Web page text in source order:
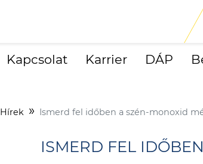
Kapcsolat Karrier DÁP
Hírek Ismerd fel időben a szén-monoxid
ISMERD FEL